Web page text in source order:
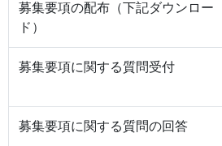
募集要項の配布（下記ダウンロー
ド）
募集要項に関する質問受付
募集要項に関する質問の回答